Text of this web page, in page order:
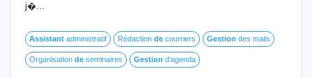
j�...
Assistant administratif Rédaction de courriers Gestion des mails
Organisation de seminaires Gestion d'agenda